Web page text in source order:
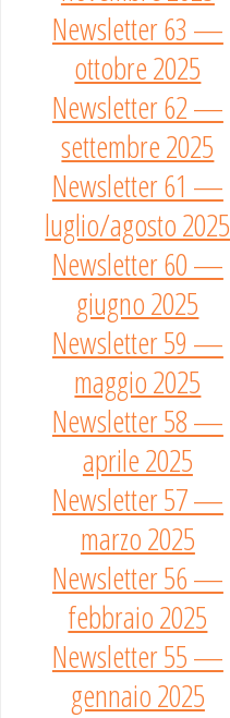
Newsletter 63 —
ottobre 2025
Newsletter 62 —
settembre 2025
Newsletter 61 —
luglio/agosto 2025
Newsletter 60 —
giugno 2025
Newsletter 59 —
maggio 2025
Newsletter 58 —
aprile 2025
Newsletter 57 —
marzo 2025
Newsletter 56 —
febbraio 2025
Newsletter 55 —
gennaio 2025